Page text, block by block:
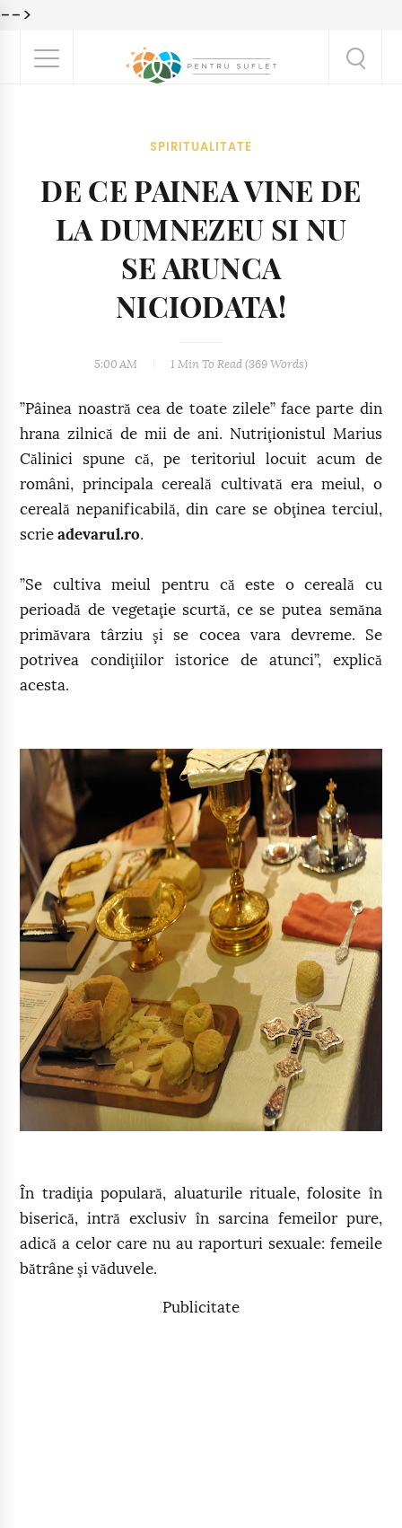
-->
SPIRITUALITATE
DE CE PAINEA VINE DE
LA DUMNEZEU SI NU
SE ARUNCA
NICIODATA!
5:00 AM 1 Min To Read (369 Words)
”Pâinea noastră cea de toate zilele” face parte din
hrana zilnică de mii de ani. Nutriţionistul Marius
Călinici spune că, pe teritoriul locuit acum de
români, principala cereală cultivată era meiul, o
cereală nepanificabilă, din care se obţinea terciul,
scrieadevarul.ro.
”Se cultiva meiul pentru că este o cereală cu
perioadă de vegetaţie scurtă, ce se putea semăna
primăvara târziu şi se cocea vara devreme. Se
potrivea condiţiilor istorice de atunci”, explică
acesta.
În tradiţia populară, aluaturile rituale, folosite în
biserică, intră exclusiv în sarcina femeilor pure,
adică a celor care nu au raporturi sexuale: femeile
bătrâne şi văduvele.
Publicitate